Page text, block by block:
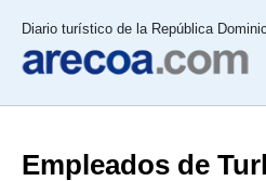
Diario turístico de la República
Empleados de